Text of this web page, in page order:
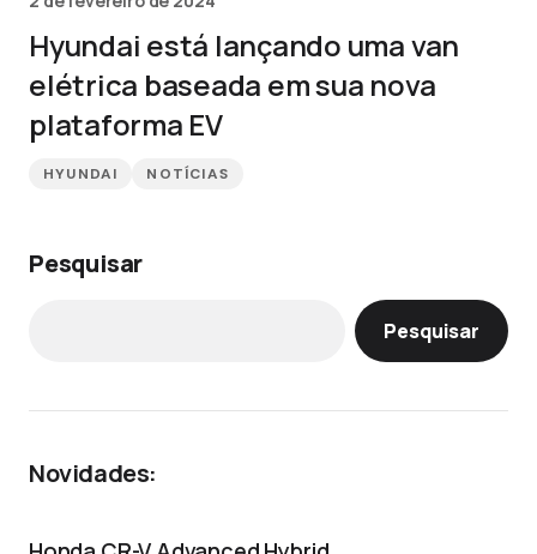
Hyundai está lançando uma van
elétrica baseada em sua nova
plataforma EV
HYUNDAI NOTÍCIAS
Pesquisar
Pesquisar
Novidades: